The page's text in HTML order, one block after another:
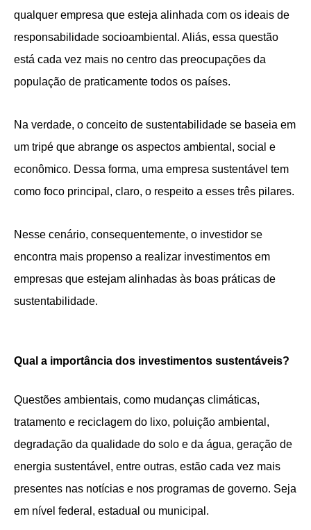
qualquer empresa que esteja alinhada com os ideais de
responsabilidade socioambiental. Aliás, essa questão
está cada vez mais no centro das preocupações da
população de praticamente todos os países.
Na verdade, o conceito de sustentabilidade se baseia em
um tripé que abrange os aspectos ambiental, social e
econômico. Dessa forma, uma empresa sustentável tem
como foco principal, claro, o respeito a esses três pilares.
Nesse cenário, consequentemente, o investidor se
encontra mais propenso a realizar investimentos em
empresas que estejam alinhadas às boas práticas de
sustentabilidade.
Qual a importância dos investimentos sustentáveis?
Questões ambientais, como mudanças climáticas,
tratamento e reciclagem do lixo, poluição ambiental,
degradação da qualidade do solo e da água, geração de
energia sustentável, entre outras, estão cada vez mais
presentes nas notícias e nos programas de governo. Seja
em nível federal, estadual ou municipal.